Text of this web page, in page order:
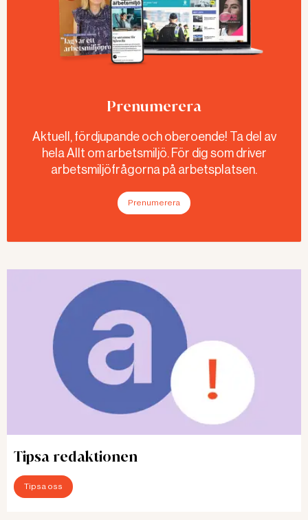
Prenumerera
Aktuell, fördjupande och oberoende! Ta del av
hela Allt om arbetsmiljö. För dig som driver
arbetsmiljöfrågorna på arbetsplatsen.
Prenumerera
Tipsa redaktionen
Tipsa oss